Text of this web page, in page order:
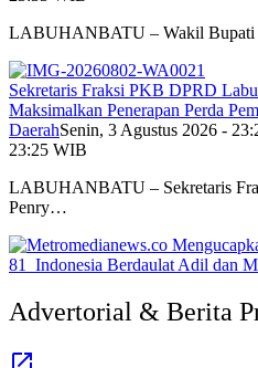
LABUHANBATU – Wakil Bupati
Sekretaris Fraksi PKB DPRD
Maksimalkan Penerapan Perda
DaerahSenin, 3 Agustus 2026 -
23:25 WIB
LABUHANBATU – Sekretaris
Penry…
Advertorial & Berita